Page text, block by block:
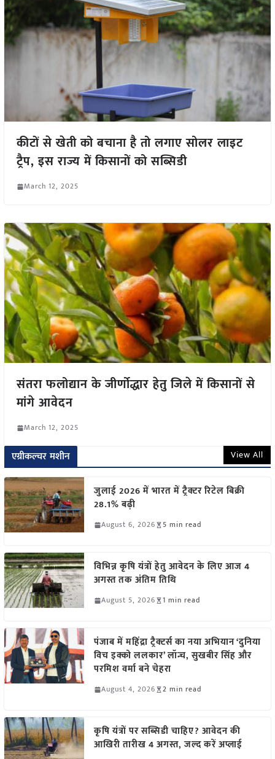
कीटों से खेती को बचाना है तो लगाए सोलर लाइट
ट्रैप, इस राज्य में किसानों को सब्सिडी
March 12, 2025
संतरा फलोद्यान के जीर्णोद्धार हेतु जिले में किसानों से
मांगे आवेदन
March 12, 2025
एग्रीकल्चर मशीन View All
जुलाई 2026 में भारत में ट्रैक्टर रिटेल बिक्री
28.1% बढ़ी
August 6, 2026 5 min read
विभिन्न कृषि यंत्रों हेतु आवेदन के लिए आज 4
अगस्त तक अंतिम तिथि
August 5, 2026 1 min read
पंजाब में महिंद्रा ट्रैक्टर्स का नया अभियान ‘दुनिया
विच इक्को ललकार’ लॉन्च, सुखबीर सिंह और
परमिश वर्मा बने चेहरा
August 4, 2026 2 min read
कृषि यंत्रों पर सब्सिडी चाहिए? आवेदन की
आखिरी तारीख 4 अगस्त, जल्द करें अप्लाई